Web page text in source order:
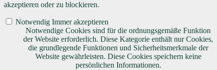
akzeptieren oder zu blockieren.
Notwendig Immer akzeptieren
Notwendige Cookies sind für die ordnungsgemäße Funktion
der Website erforderlich. Diese Kategorie enthält nur Cookies,
die grundlegende Funktionen und Sicherheitsmerkmale der
Website gewährleisten. Diese Cookies speichern keine
persönlichen Informationen.